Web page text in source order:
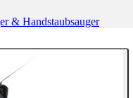
& Handstaubsauger